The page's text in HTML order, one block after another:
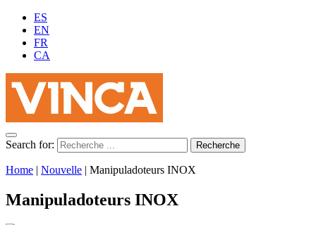
ES
EN
FR
CA
Search for:
Home | Nouvelle | Manipuladoteurs INOX
Manipuladoteurs INOX